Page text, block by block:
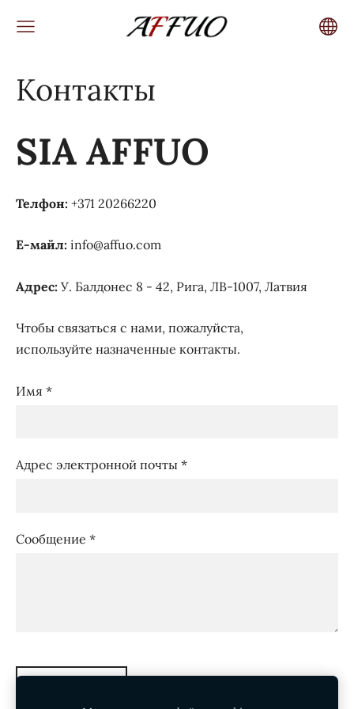
Контакты
SIA AFFUO
Телфон: +371 20266220
Е-майл: info@affuo.com
Адрес: У. Балдонес 8 - 42, Рига, ЛВ-1007, Латвия
Чтобы связаться с нами, пожалуйста,
используйте назначенные контакты.
Имя *
Адрес электронной почты *
Сообщение *